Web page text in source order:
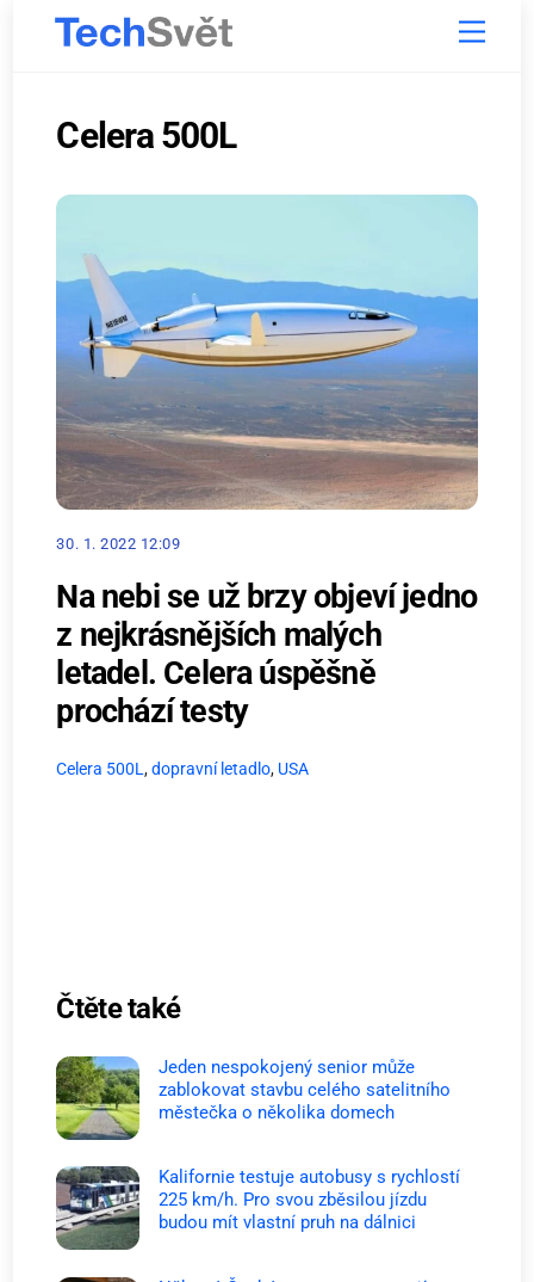
Menu
Celera 500L
30. 1. 2022 12:09
Na nebi se už brzy objeví jedno
z nejkrásnějších malých
letadel. Celera úspěšně
prochází testy
Celera 500L,dopravní letadlo, USA
Čtěte také
Jeden nespokojený senior může
zablokovat stavbu celého satelitního
městečka o několika domech
Kalifornie testuje autobusy s rychlostí
225 km/h. Pro svou zběsilou jízdu
budou mít vlastní pruh na dálnici